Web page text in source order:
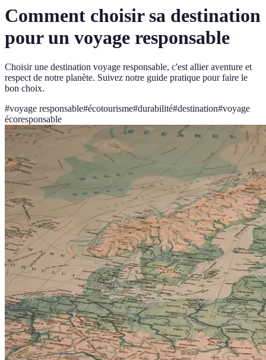
Comment choisir sa destination
pour un voyage responsable
Choisir une destination voyage responsable, c'est allier aventure et
respect de notre planète. Suivez notre guide pratique pour faire le
bon choix.
#voyage responsable#écotourisme#durabilité#destination#voyage
écoresponsable